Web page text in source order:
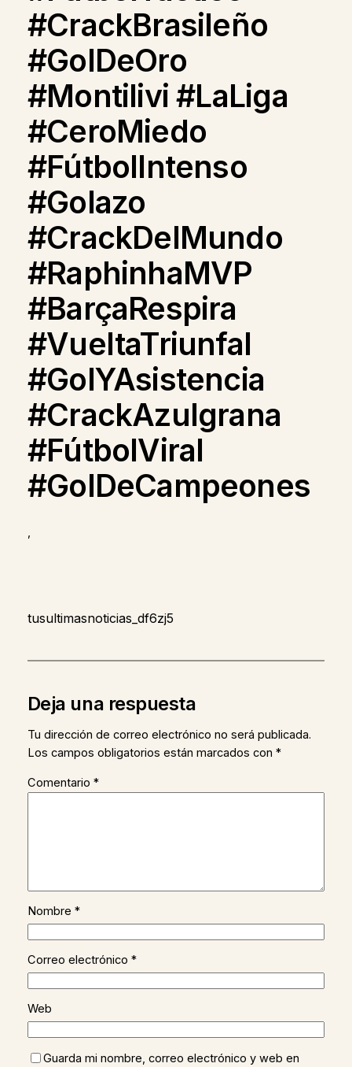
#CrackBrasileño
#GolDeOro
#Montilivi #LaLiga
#CeroMiedo
#FútbolIntenso
#Golazo
#CrackDelMundo
#RaphinhaMVP
#BarçaRespira
#VueltaTriunfal
#GolYAsistencia
#CrackAzulgrana
#FútbolViral
#GolDeCampeones
,
tusultimasnoticias_df6zj5
Deja una respuesta
Tu dirección de correo electrónico no será publicada.
Los campos obligatorios están marcados con *
Comentario *
Nombre *
Correo electrónico *
Web
Guarda mi nombre, correo electrónico y web en